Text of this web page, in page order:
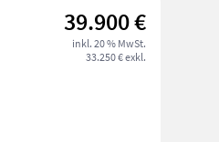
39.900 €
inkl. 20 % MwSt.
33.250 € exkl.